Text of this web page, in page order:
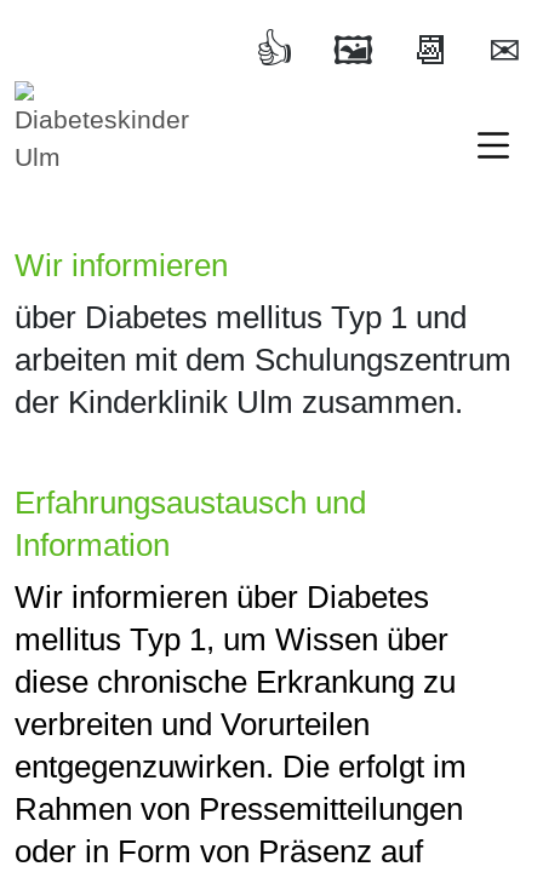
Wir informieren
über Diabetes mellitus Typ 1 und
arbeiten mit dem Schulungszentrum
der Kinderklinik Ulm zusammen.
Erfahrungsaustausch und
Information
Wir informieren über Diabetes
mellitus Typ 1, um Wissen über
diese chronische Erkrankung zu
verbreiten und Vorurteilen
entgegenzuwirken. Die erfolgt im
Rahmen von Pressemitteilungen
oder in Form von Präsenz auf